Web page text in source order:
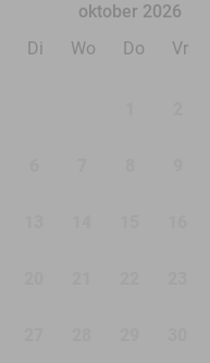
oktober 2026
Di Wo Do Vr